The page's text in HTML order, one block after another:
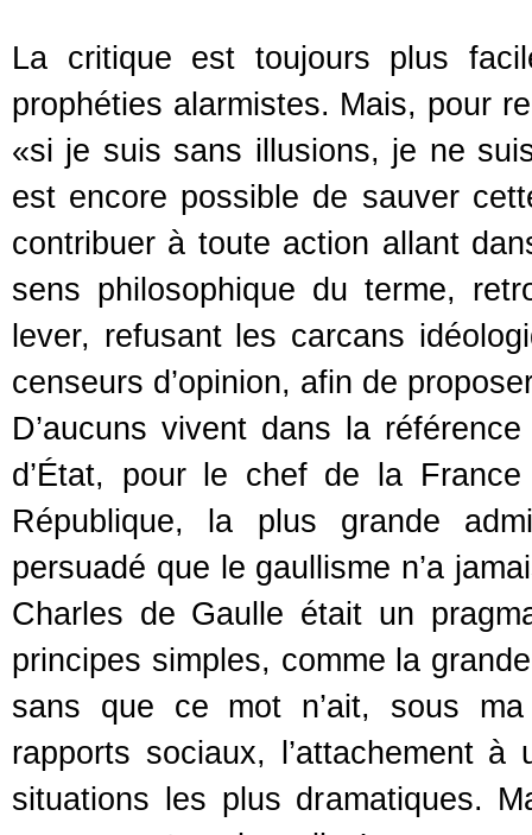
La critique est toujours plus
prophéties alarmistes. Mais, pour
«si je suis sans illusions, je ne
est encore possible de sauver
contribuer à toute action allant
sens philosophique du terme,
lever, refusant les carcans
censeurs d’opinion, afin de
D’aucuns vivent dans la
d’État, pour le chef de la
République, la plus grande
persuadé que le gaullisme n’a
Charles de Gaulle était un
principes simples, comme la
sans que ce mot n’ait, sous
rapports sociaux, l’attachement
situations les plus dramatiques.